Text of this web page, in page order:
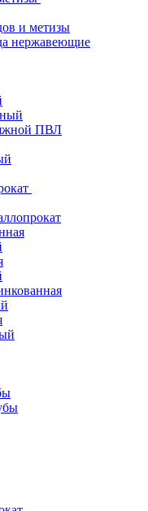
и метизы
нержавеющие
ПВЛ